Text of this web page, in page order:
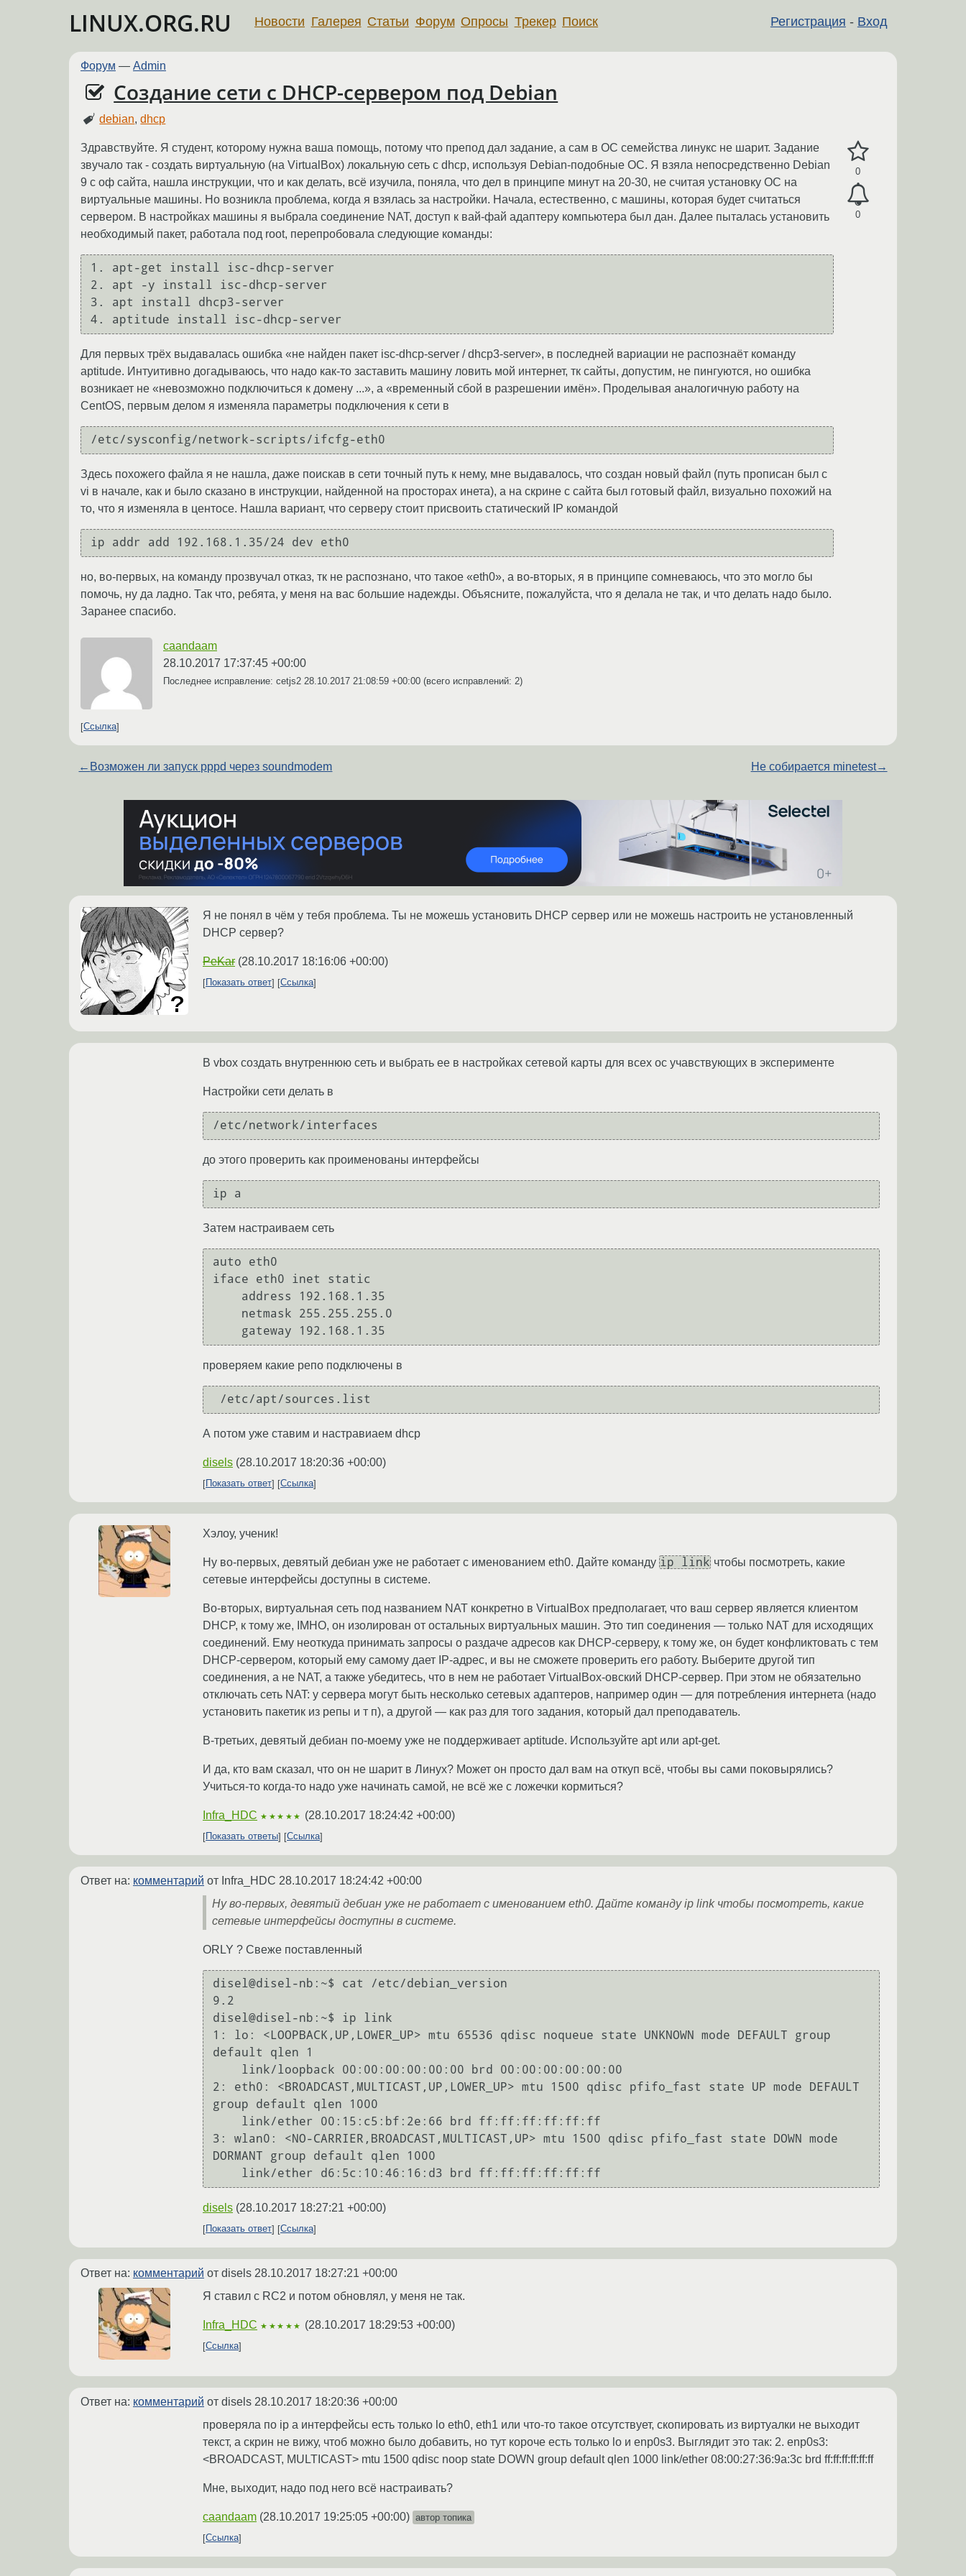
LINUX.ORG.RU Регистрация - Вход
Новости Галерея Статьи Форум Опросы Трекер Поиск
Форум — Admin
Создание сети с DHCP-сервером под Debian
debian,dhcp
0
0
Здравствуйте. Я студент, которому нужна ваша помощь, потому что препод дал задание, а сам в ОС семейства линукс не шарит. Задание
звучало так - создать виртуальную (на VirtualBox) локальную сеть с dhcp, используя Debian-подобные ОС. Я взяла непосредственно Debian
9 с оф сайта, нашла инструкции, что и как делать, всё изучила, поняла, что дел в принципе минут на 20-30, не считая установку ОС на
виртуальные машины. Но возникла проблема, когда я взялась за настройки. Начала, естественно, с машины, которая будет считаться
сервером. В настройках машины я выбрала соединение NAT, доступ к вай-фай адаптеру компьютера был дан. Далее пыталась установить
необходимый пакет, работала под root, перепробовала следующие команды:
1. apt-get install isc-dhcp-server
2. apt -y install isc-dhcp-server
3. apt install dhcp3-server
Для первых трёх выдавалась ошибка «не найден пакет isc-dhcp-server / dhcp3-server», в последней вариации не распознаёт команду
aptitude. Интуитивно догадываюсь, что надо как-то заставить машину ловить мой интернет, тк сайты, допустим, не пингуются, но ошибка
возникает не «невозможно подключиться к домену ...», а «временный сбой в разрешении имён». Проделывая аналогичную работу на
CentOS, первым делом я изменяла параметры подключения к сети в
Здесь похожего файла я не нашла, даже поискав в сети точный путь к нему, мне выдавалось, что создан новый файл (путь прописан был с
vi в начале, как и было сказано в инструкции, найденной на просторах инета), а на скрине с сайта был готовый файл, визуально похожий на
то, что я изменяла в центосе. Нашла вариант, что серверу стоит присвоить статический IP командой
но, во-первых, на команду прозвучал отказ, тк не распознано, что такое «eth0», а во-вторых, я в принципе сомневаюсь, что это могло бы
помочь, ну да ладно. Так что, ребята, у меня на вас большие надежды. Объясните, пожалуйста, что я делала не так, и что делать надо было.
Заранее спасибо.
caandaam
28.10.2017 17:37:45 +00:00
Последнее исправление: cetjs2 28.10.2017 21:08:59 +00:00 (всего исправлений: 2)
Ссылка
← Возможен ли запуск pppd через soundmodem Не собирается minetest→
Я не понял в чём у тебя проблема. Ты не можешь установить DHCP сервер или не можешь настроить не установленный
DHCP сервер?
PeKar (28.10.2017 18:16:06 +00:00)
Показать ответ Ссылка
В vbox создать внутреннюю сеть и выбрать ее в настройках сетевой карты для всех ос учавствующих в эксперименте
Настройки сети делать в
до этого проверить как проименованы интерфейсы
Затем настраиваем сеть
auto eth0
iface eth0 inet static
проверяем какие репо подключены в
А потом уже ставим и настравиаем dhcp
disels (28.10.2017 18:20:36 +00:00)
Показать ответ Ссылка
Хэлоу, ученик!
Ну во-первых, девятый дебиан уже не работает с именованием eth0. Дайте команду ip link чтобы посмотреть, какие
сетевые интерфейсы доступны в системе.
Во-вторых, виртуальная сеть под названием NAT конкретно в VirtualBox предполагает, что ваш сервер является клиентом
DHCP, к тому же, IMHO, он изолирован от остальных виртуальных машин. Это тип соединения — только NAT для исходящих
соединений. Ему неоткуда принимать запросы о раздаче адресов как DHCP-серверу, к тому же, он будет конфликтовать с тем
DHCP-сервером, который ему самому дает IP-адрес, и вы не сможете проверить его работу. Выберите другой тип
соединения, а не NAT, а также убедитесь, что в нем не работает VirtualBox-овский DHCP-сервер. При этом не обязательно
отключать сеть NAT: у сервера могут быть несколько сетевых адаптеров, например один — для потребления интернета (надо
установить пакетик из репы и т п), а другой — как раз для того задания, который дал преподаватель.
В-третьих, девятый дебиан по-моему уже не поддерживает aptitude. Используйте apt или apt-get.
И да, кто вам сказал, что он не шарит в Линух? Может он просто дал вам на откуп всё, чтобы вы сами поковырялись?
Учиться-то когда-то надо уже начинать самой, не всё же с ложечки кормиться?
Infra_HDC ★★★★★ (28.10.2017 18:24:42 +00:00)
Показать ответы Ссылка
Ответ на: комментарий от Infra_HDC 28.10.2017 18:24:42 +00:00
Ну во-первых, девятый дебиан уже не работает с именованием eth0. Дайте команду ip link чтобы посмотреть, какие
сетевые интерфейсы доступны в системе.
ORLY ? Свеже поставленный
disel@disel-nb:~$ cat /etc/debian_version
9.2
disel@disel-nb:~$ ip link
1: lo: <LOOPBACK,UP,LOWER_UP> mtu 65536 qdisc noqueue state UNKNOWN mode DEFAULT group
default qlen 1
2: eth0: <BROADCAST,MULTICAST,UP,LOWER_UP> mtu 1500 qdisc pfifo_fast state UP mode DEFAULT
group default qlen 1000
3: wlan0: <NO-CARRIER,BROADCAST,MULTICAST,UP> mtu 1500 qdisc pfifo_fast state DOWN mode
DORMANT group default qlen 1000
disels (28.10.2017 18:27:21 +00:00)
Показать ответ Ссылка
Ответ на: комментарий от disels 28.10.2017 18:27:21 +00:00
Я ставил с RC2 и потом обновлял, у меня не так.
Infra_HDC ★★★★★ (28.10.2017 18:29:53 +00:00)
Ссылка
Ответ на: комментарий от disels 28.10.2017 18:20:36 +00:00
проверяла по ip a интерфейсы есть только lo eth0, eth1 или что-то такое отсутствует, скопировать из виртуалки не выходит
текст, а скрин не вижу, чтоб можно было добавить, но тут короче есть только lo и enp0s3. Выглядит это так: 2. enp0s3:
<BROADCAST, MULTICAST> mtu 1500 qdisc noop state DOWN group default qlen 1000 link/ether 08:00:27:36:9a:3c brd ff:ff:ff:ff:ff:ff
Мне, выходит, надо под него всё настраивать?
caandaam (28.10.2017 19:25:05 +00:00) автор топика
Ссылка